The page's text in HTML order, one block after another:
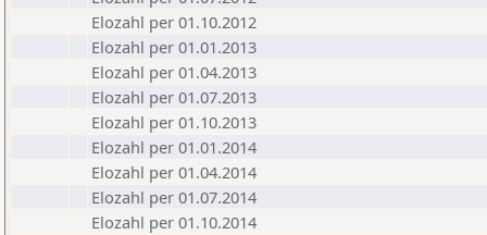
Elozahl per 01.10.2012
Elozahl per 01.01.2013
Elozahl per 01.04.2013
Elozahl per 01.07.2013
Elozahl per 01.10.2013
Elozahl per 01.01.2014
Elozahl per 01.04.2014
Elozahl per 01.07.2014
Elozahl per 01.10.2014